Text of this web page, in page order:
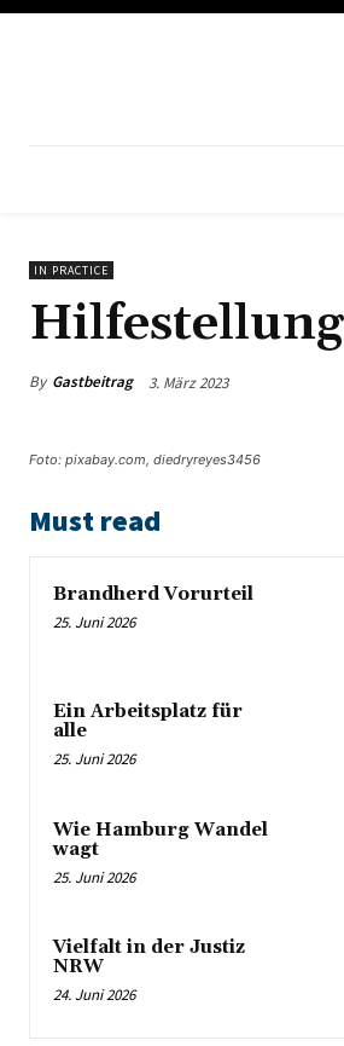
IN PRACTICE
By Gastbeitrag 3. März 2023
Foto: pixabay.com, diedryreyes3456
Must read
Brandherd Vorurteil
25. Juni 2026
Ein Arbeitsplatz für
alle
25. Juni 2026
Wie Hamburg Wandel
wagt
25. Juni 2026
Vielfalt in der Justiz
NRW
24. Juni 2026